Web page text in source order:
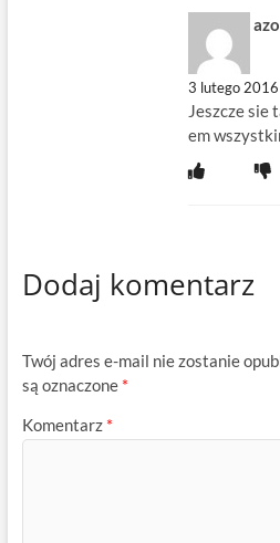
3 lutego
Jeszcze sie
em
Dodaj komentarz
Twój adres e-mail nie zostanie
są oznaczone *
Komentarz *